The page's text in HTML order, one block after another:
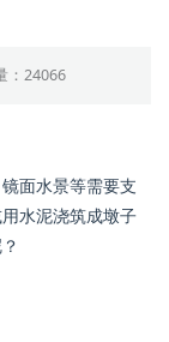
：24066
面水景等需要支
水泥浇筑成墩子